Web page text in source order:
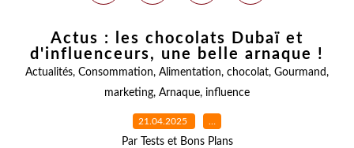
Actus : les chocolats Dubaï et
d'influenceurs, une belle arnaque !
Actualités, Consommation, Alimentation, chocolat, Gourmand,
marketing, Arnaque, influence
21.04.2025 …
Par Tests et Bons Plans